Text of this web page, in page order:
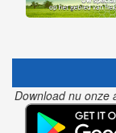
Download nu onze